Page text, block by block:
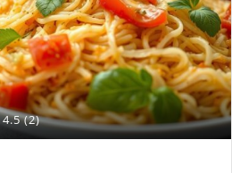
4.5 (2)